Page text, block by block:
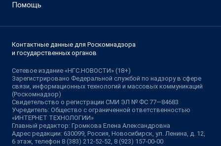
Помощь
Контактные данные для Роскомнадзора
и государственных органов
Сетевое издание «НГС.НОВОСТИ» (18+)
Зарегистрировано Федеральной службой по надзору в сфере
связи, информационных технологий и массовых коммуникаций
(Роскомнадзор)
Свидетельство о регистрации СМИ ЭЛ № ФС 77—84683
Учредитель: Общество с ограниченной ответственностью
«ИНТЕРНЕТ ТЕХНОЛОГИИ»
Главный редактор: Громкова Елена Александровна
Адрес редакции: 630099, Россия, Новосибирск, ул. Ленина, д. 12,
6 этаж, телефон 8 (383) 212-52-52, 8 (923) 157-00-00